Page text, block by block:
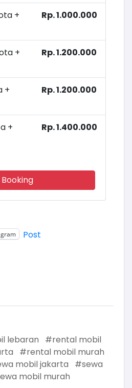
+
Rp. 1.000.000
+
Rp. 1.200.000
+
Rp. 1.200.000
+
Rp. 1.400.000
Booking
Post
lebaran
#rental mobil
#rental mobil murah
mobil jakarta
#sewa
mobil murah